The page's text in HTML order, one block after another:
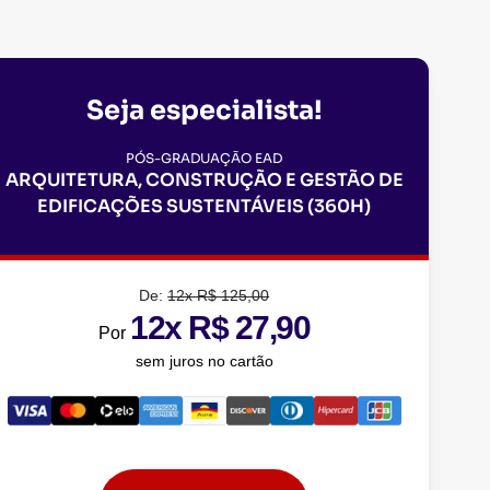
Seja especialista!
PÓS-GRADUAÇÃO EAD
ARQUITETURA, CONSTRUÇÃO E GESTÃO DE
EDIFICAÇÕES SUSTENTÁVEIS (360H)
De:12x R$ 125,00
Por 12x R$ 27,90
sem juros no cartão